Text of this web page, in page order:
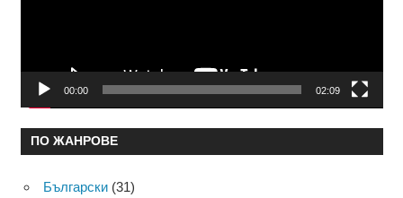
00:00 02:09
ПО ЖАНРОВЕ
Български (31)